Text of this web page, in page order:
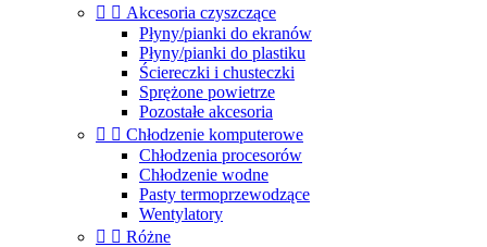
  Akcesoria czyszczące
Płyny/pianki do ekranów
Płyny/pianki do plastiku
Ściereczki i chusteczki
Sprężone powietrze
Pozostałe akcesoria
  Chłodzenie komputerowe
Chłodzenia procesorów
Chłodzenie wodne
Pasty termoprzewodzące
Wentylatory
  Różne